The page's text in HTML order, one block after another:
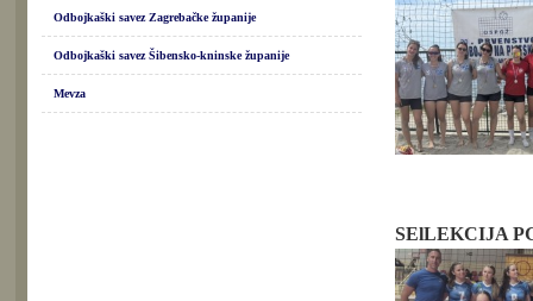
Odbojkaški savez Zagrebačke županije
Odbojkaški savez Šibensko-kninske županije
Mevza
SElLEKCIJA